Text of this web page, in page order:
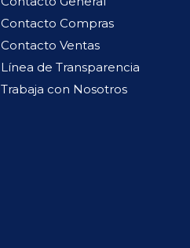
Contacto Compras
Contacto Ventas
Línea de Transparencia
Trabaja con Nosotros